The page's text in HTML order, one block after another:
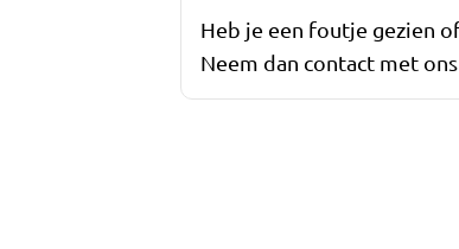
Heb je een foutje gezien
Neem dan contact met ons